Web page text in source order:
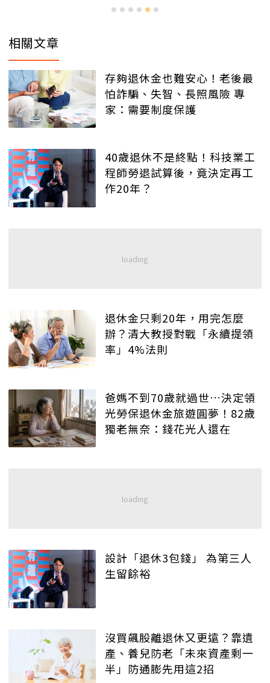
相關文章
存夠退休金也難安心！老後最
怕詐騙、失智、長照風險 專
家：需要制度保護
40歲退休不是終點！科技業工
程師勞退試算後，竟決定再工
作20年？
退休金只剩20年，用完怎麼
辦？清大教授對戰「永續提領
率」4%法則
爸媽不到70歲就過世…決定領
光勞保退休金旅遊圓夢！82歲
獨老無奈：錢花光人還在
設計「退休3包錢」 為第三人
生留餘裕
沒買飆股離退休又更遠？靠遺
產、養兒防老「未來資產剩一
半」防通膨先用這2招